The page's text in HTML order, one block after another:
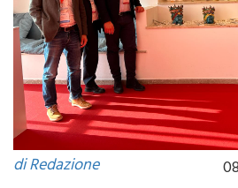
di Redazione